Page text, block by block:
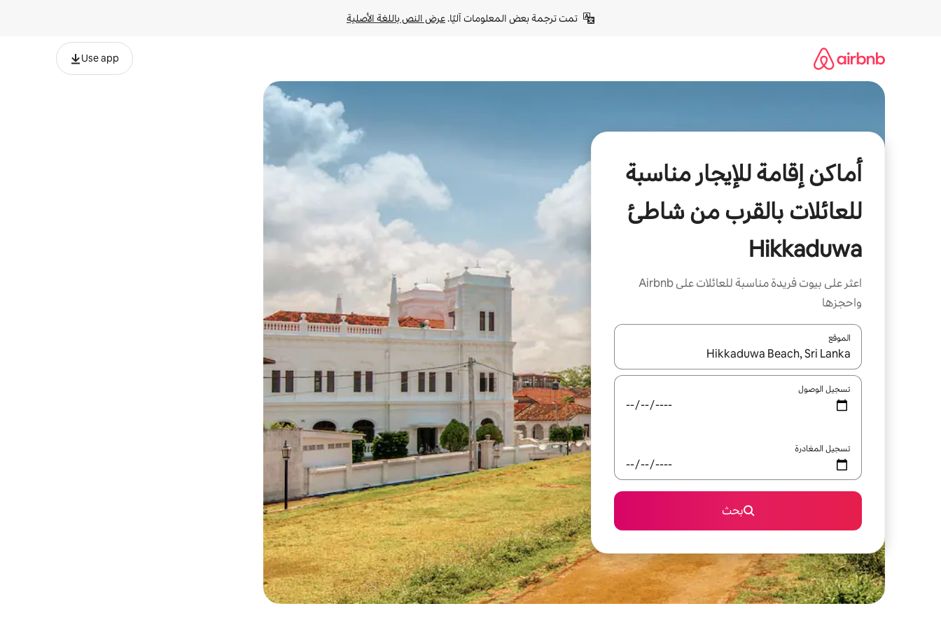
تمت ترجمة بعض المعلومات آليًا. عرض النص باللغة الأصلية
Use app
أماكن إقامة للإيجار مناسبة
للعائلات بالقرب من شاطئ
Hikkaduwa
اعثر على بيوت فريدة مناسبة للعائلات على Airbnb
واحجزها
الموقع
عند توفر النتائج، انتقل باستخدام السهمين لأعلى ولأسفل أو استكشف عن طريق اللمس أو السحب.
تسجيل الوصول
تسجيل المغادرة
بحث